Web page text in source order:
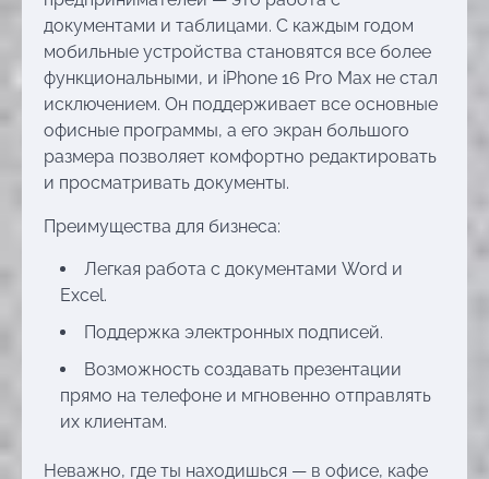
документами и таблицами. С каждым годом
мобильные устройства становятся все более
функциональными, и iPhone 16 Pro Max не стал
исключением. Он поддерживает все основные
офисные программы, а его экран большого
размера позволяет комфортно редактировать
и просматривать документы.
Преимущества для бизнеса:
Легкая работа с документами Word и
Excel.
Поддержка электронных подписей.
Возможность создавать презентации
прямо на телефоне и мгновенно отправлять
их клиентам.
Неважно, где ты находишься — в офисе, кафе